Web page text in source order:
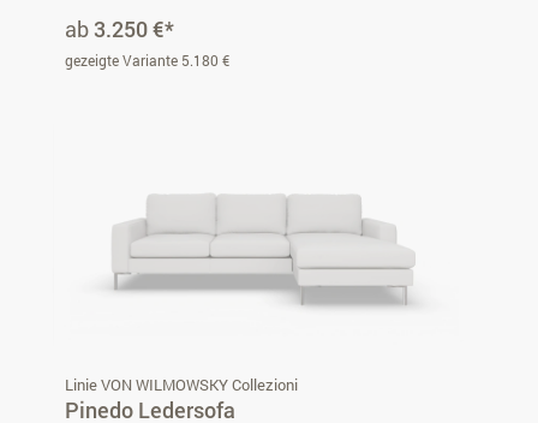
ab 3.250 €*
gezeigte Variante 5.180 €
Linie VON WILMOWSKY Collezioni
Pinedo Ledersofa